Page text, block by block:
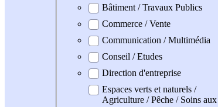
Bâtiment / Travaux Publics
Commerce / Vente
Communication / Multimédia
Conseil / Etudes
Direction d'entreprise
Espaces verts et naturels /
Agriculture / Pêche / Soins aux